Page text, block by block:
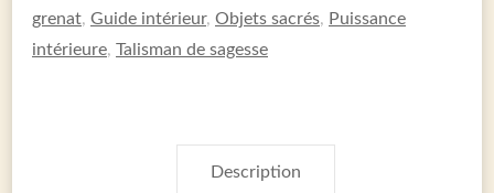
grenat, Guide intérieur, Objets sacrés, Puissance
intérieure, Talisman de sagesse
Description